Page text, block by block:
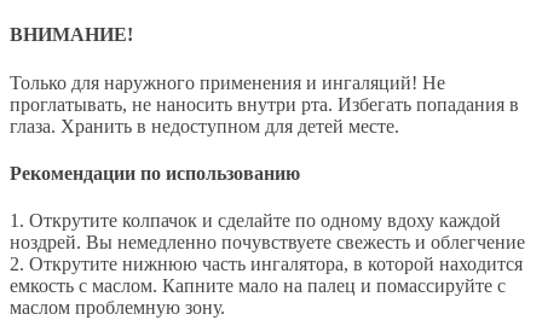
ВНИМАНИЕ!
Только для наружного применения и ингаляций! Не
проглатывать, не наносить внутри рта. Избегать попадания в
глаза. Хранить в недоступном для детей месте.
Рекомендации по использованию
1. Открутите колпачок и сделайте по одному вдоху каждой
ноздрей. Вы немедленно почувствуете свежесть и облегчение
2. Открутите нижнюю часть ингалятора, в которой находится
емкость с маслом. Капните мало на палец и помассируйте с
маслом проблемную зону.